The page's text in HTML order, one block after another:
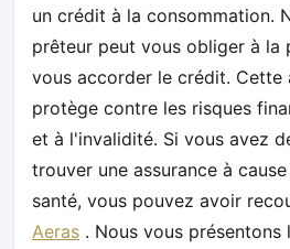
un crédit à la consommation.
prêteur peut vous obliger à la
vous accorder le crédit. Cette
protège contre les risques
et à l'invalidité. Si vous avez
trouver une assurance à
santé, vous pouvez avoir
Aeras . Nous vous présentons